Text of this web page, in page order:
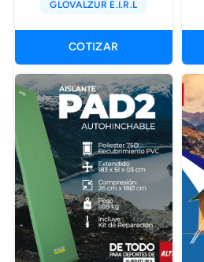
GLOVALZUR E.I.R.L
COTIZAR